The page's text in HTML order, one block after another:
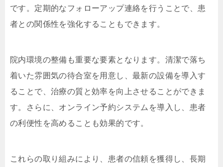
です。定期的なフォローアップ連絡を行うことで、患
者との関係性を強化することもできます。
院内環境の整備も重要な要素となります。清潔で落ち
着いた雰囲気の待合室を用意し、最新の設備を導入す
ることで、治療の質と効率を向上させることができま
す。さらに、オンライン予約システムを導入し、患者
の利便性を高めることも効果的です。
これらの取り組みにより、患者の信頼を獲得し、長期